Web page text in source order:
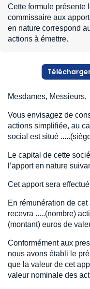
Cette formule présente
commissaire aux
en nature correspond
actions à émettre.
Mesdames, Messieurs,
Vous envisagez de
actions simplifiée, au
social est situé
Le capital de cette
l’apport en nature
Cet apport sera
En rémunération de cet
recevra .....(nombre)
(montant) euros de
Conformément aux
nous avons établi le
que la valeur de cet
valeur nominale des